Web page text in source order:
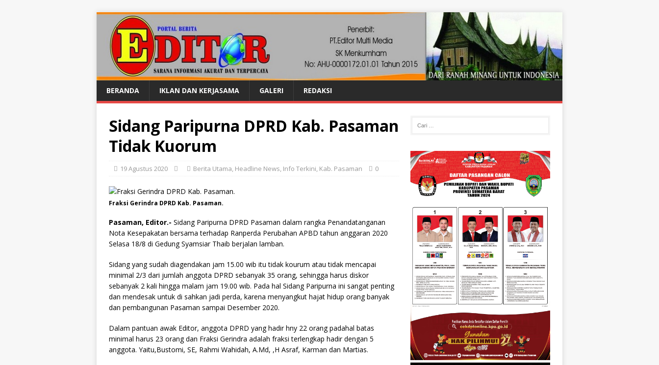
BERANDA IKLAN DAN KERJASAMA GALERI REDAKSI
Sidang Paripurna DPRD Kab. Pasaman
Tidak Kuorum
19 Agustus 2020 Berita Utama, Headline News, Info Terkini, Kab. Pasaman 0
Fraksi Gerindra DPRD Kab. Pasaman.
Pasaman, Editor.- Sidang Paripurna DPRD Pasaman dalam rangka Penandatanganan
Nota Kesepakatan bersama terhadap Ranperda Perubahan APBD tahun anggaran 2020
Selasa 18/8 di Gedung Syamsiar Thaib berjalan lamban.
Sidang yang sudah diagendakan jam 15.00 wib itu tidak kourum atau tidak mencapai
minimal 2/3 dari jumlah anggota DPRD sebanyak 35 orang, sehingga harus diskor
sebanyak 2 kali hingga malam jam 19.00 wib. Pada hal Sidang Paripurna ini sangat penting
dan mendesak untuk di sahkan jadi perda, karena menyangkut hajat hidup orang banyak
dan pembangunan Pasaman sampai Desember 2020.
Dalam pantuan awak Editor, anggota DPRD yang hadir hny 22 orang padahal batas
minimal harus 23 orang dan Fraksi Gerindra adalah fraksi terlengkap hadir dengan 5
anggota. Yaitu,Bustomi, SE, Rahmi Wahidah, A.Md, ,H Asraf, Karman dan Martias.